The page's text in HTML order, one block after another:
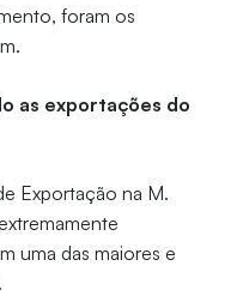
foram os
as exportações do
Exportação na M.
uma das maiores e